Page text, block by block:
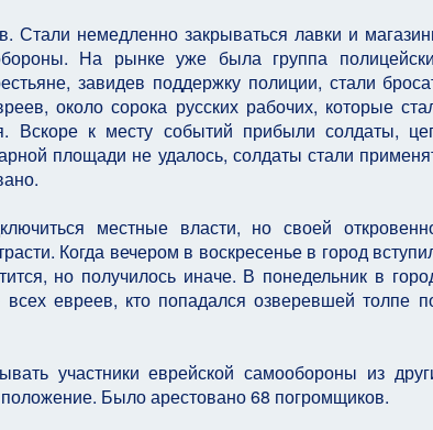
Стали немедленно закрываться лавки и
На рынке уже была группа
завидев поддержку полиции, стали
около сорока русских рабочих, которые
Вскоре к месту событий прибыли солдаты,
площади не удалось, солдаты стали
местные власти, но своей
Когда вечером в воскресенье в город
но получилось иначе. В понедельник в
евреев, кто попадался озверевшей толпе
участники еврейской самообороны из
положение. Было арестовано 68 погромщиков.